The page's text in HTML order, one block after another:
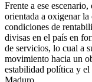
Frente a ese
orientada a oxigenar
condiciones de
divisas en el país en
de servicios, lo cual a
movimiento hacia un
estabilidad política y